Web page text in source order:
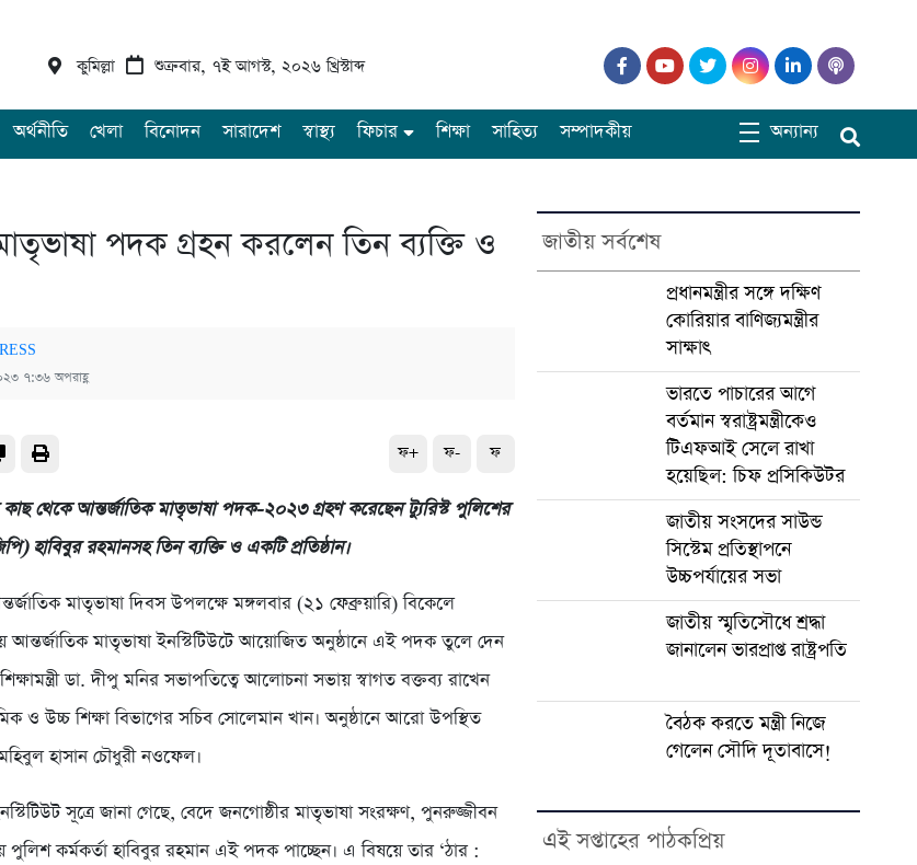
কুমিল্লা শুক্রবার, ৭ই আগস্ট, ২০২৬ খ্রিস্টাব্দ
অর্থনীতি খেলা বিনোদন সারাদেশ স্বাস্থ্য ফিচার শিক্ষা সাহিত্য সম্পাদকীয় অন্যান্য
পদক গ্রহন করলেন তিন ব্যক্তি ও
৭:৩৬ অপরাহ্ণ
ফ+ ফ- ফ
কাছ থেকে আন্তর্জাতিক মাতৃভাষা পদক-২০২৩ গ্রহণ করেছেন ট্যুরিস্ট পুলিশের
হাবিবুর রহমানসহ তিন ব্যক্তি ও একটি প্রতিষ্ঠান।
মাতৃভাষা দিবস উপলক্ষে মঙ্গলবার (২১ ফেব্রুয়ারি) বিকেলে
আন্তর্জাতিক মাতৃভাষা ইনস্টিটিউটে আয়োজিত অনুষ্ঠানে এই পদক তুলে দেন
শিক্ষামন্ত্রী ডা. দীপু মনির সভাপতিত্বে আলোচনা সভায় স্বাগত বক্তব্য রাখেন
ও উচ্চ শিক্ষা বিভাগের সচিব সোলেমান খান। অনুষ্ঠানে আরো উপস্থিত
মহিবুল হাসান চৌধুরী নওফেল।
সূত্রে জানা গেছে, বেদে জনগোষ্ঠীর মাতৃভাষা সংরক্ষণ, পুনরুজ্জীবন
পুলিশ কর্মকর্তা হাবিবুর রহমান এই পদক পাচ্ছেন। এ বিষয়ে তার ‘ঠার :
জাতীয় সর্বশেষ
প্রধানমন্ত্রীর সঙ্গে দক্ষিণ
কোরিয়ার বাণিজ্যমন্ত্রীর
সাক্ষাৎ
ভারতে পাচারের আগে
বর্তমান স্বরাষ্ট্রমন্ত্রীকেও
টিএফআই সেলে রাখা
হয়েছিল: চিফ প্রসিকিউটর
জাতীয় সংসদের সাউন্ড
সিস্টেম প্রতিস্থাপনে
উচ্চপর্যায়ের সভা
জাতীয় স্মৃতিসৌধে শ্রদ্ধা
জানালেন ভারপ্রাপ্ত রাষ্ট্রপতি
বৈঠক করতে মন্ত্রী নিজে
গেলেন সৌদি দূতাবাসে!
এই সপ্তাহের পাঠকপ্রিয়